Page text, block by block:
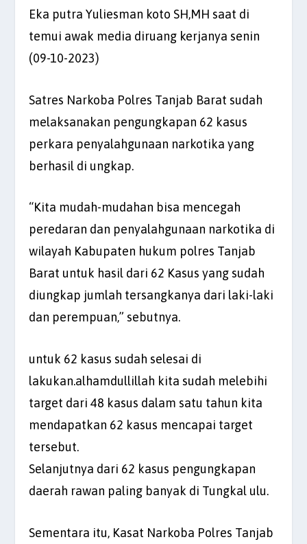
Eka putra Yuliesman koto SH,MH saat di
temui awak media diruang kerjanya senin
(09-10-2023)
Satres Narkoba Polres Tanjab Barat sudah
melaksanakan pengungkapan 62 kasus
perkara penyalahgunaan narkotika yang
berhasil di ungkap.
“Kita mudah-mudahan bisa mencegah
peredaran dan penyalahgunaan narkotika di
wilayah Kabupaten hukum polres Tanjab
Barat untuk hasil dari 62 Kasus yang sudah
diungkap jumlah tersangkanya dari laki-laki
dan perempuan,” sebutnya.
untuk 62 kasus sudah selesai di
lakukan.alhamdullillah kita sudah melebihi
target dari 48 kasus dalam satu tahun kita
mendapatkan 62 kasus mencapai target
tersebut.
Selanjutnya dari 62 kasus pengungkapan
daerah rawan paling banyak di Tungkal ulu.
Sementara itu, Kasat Narkoba Polres Tanjab